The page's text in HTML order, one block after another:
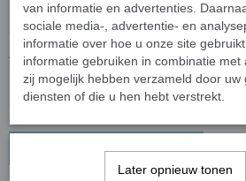
Aantal
In winkelwagen
van informatie en advertenties.
sociale media-, advertentie- en
informatie over hoe u onze site
informatie gebruiken in combinatie met
zij mogelijk hebben verzameld door uw
diensten of die u hen hebt verstrekt.
Later opnieuw tonen